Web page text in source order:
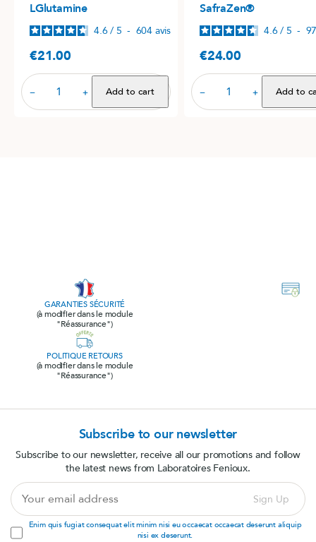
LGlutamine
4.6 / 5 - 604 avis
Price
€21.00
− + Add to cart
SafraZen®
4.6 / 5 -
Price
€24.00
− + Add to
GARANTIES SÉCURITÉ
(à modifier dans le module
"Réassurance")
POLITIQUE RETOURS
(à modifier dans le module
"Réassurance")
Subscribe to our newsletter
Subscribe to our newsletter, receive all our promotions and follow
the latest news from Laboratoires Fenioux.
address
Sign Up
Enim quis fugiat consequat elit minim nisi eu occaecat occaecat deserunt aliquip
nisi ex deserunt.